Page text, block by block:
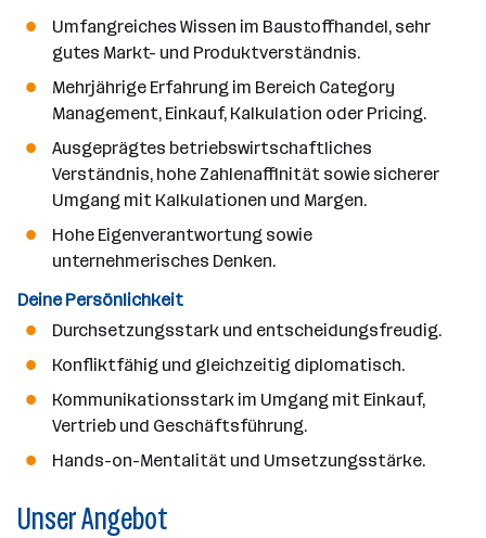
Umfangreiches Wissen im Baustoffhandel, sehr
gutes Markt- und Produktverständnis.
Mehrjährige Erfahrung im Bereich Category
Management, Einkauf, Kalkulation oder Pricing.
Ausgeprägtes betriebswirtschaftliches
Verständnis, hohe Zahlenaffinität sowie sicherer
Umgang mit Kalkulationen und Margen.
Hohe Eigenverantwortung sowie
unternehmerisches Denken.
Deine Persönlichkeit
Durchsetzungsstark und entscheidungsfreudig.
Konfliktfähig und gleichzeitig diplomatisch.
Kommunikationsstark im Umgang mit Einkauf,
Vertrieb und Geschäftsführung.
Hands-on-Mentalität und Umsetzungsstärke.
Unser Angebot